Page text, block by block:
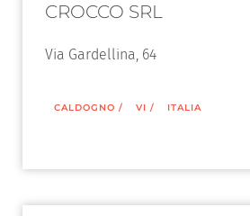
CROCCO SRL
Via Gardellina, 64
CALDOGNO / VI / ITALIA